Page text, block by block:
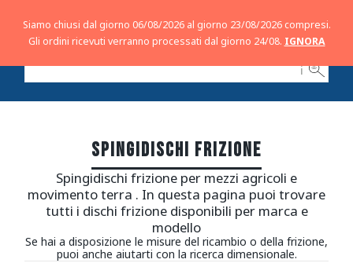
ℹ
SPINGIDISCHI FRIZIONE
Spingidischi frizione per mezzi agricoli e
movimento terra . In questa pagina puoi trovare
tutti i dischi frizione disponibili per marca e
modello
Se hai a disposizione le misure del ricambio o della frizione,
puoi anche aiutarti con la ricerca dimensionale.
Siamo chiusi dal giorno 06/08/2026 al giorno 23/08/2026 compresi.
Gli ordini ricevuti verranno processati dal giorno 24/08. IGNORA